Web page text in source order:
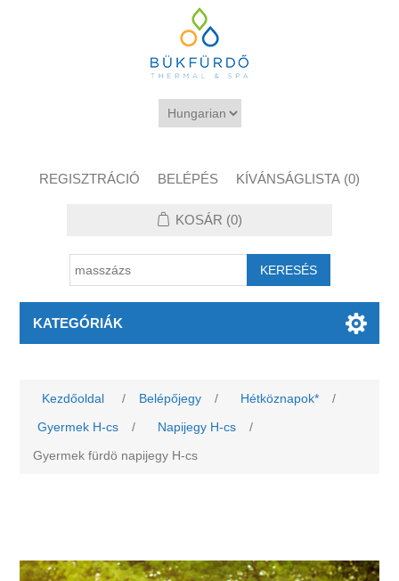
REGISZTRÁCIÓ BELÉPÉS KÍVÁNSÁGLISTA (0)
KOSÁR (0)
KATEGÓRIÁK
Kezdőoldal / Belépőjegy / Hétköznapok*
/
Gyermek H-cs
/ Napijegy H-cs
/
Gyermek fürdö napijegy H-cs